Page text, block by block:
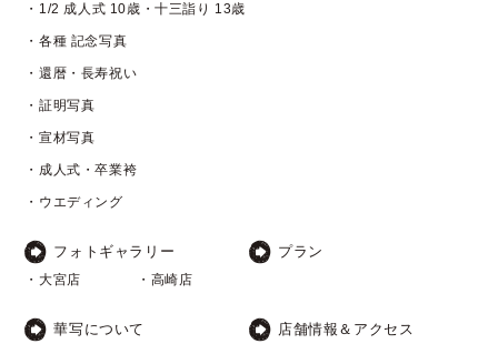
・1/2 成人式 10歳・十三詣り 13歳
・各種 記念写真
・還暦・長寿祝い
・証明写真
・宣材写真
・成人式・卒業袴
・ウエディング
フォトギャラリー
・大宮店 ・高崎店
プラン
華写について 店舗情報＆アクセス